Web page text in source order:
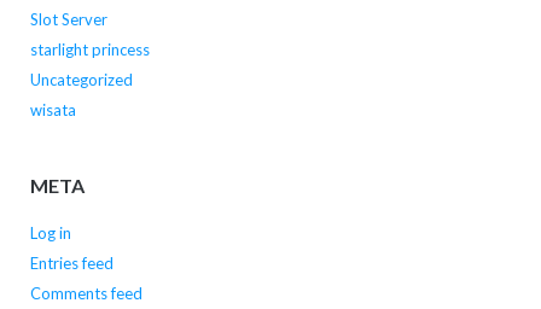
Slot Server
starlight princess
Uncategorized
wisata
META
Log in
Entries feed
Comments feed